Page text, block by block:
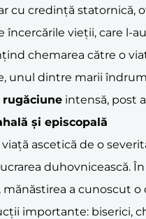
cu credință statornică,
vieții, care l-
chemarea către o
unul dintre marii
rugăciune intensă, post
și episcopală
ascetică de o
duhovnicească.
mănăstirea a cunoscut
importante: biserici,